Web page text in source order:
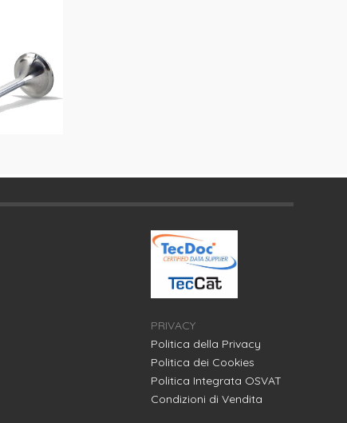
PRIVACY
Politica della Privacy
Politica dei Cookies
Politica Integrata OSVAT
Condizioni di Vendita